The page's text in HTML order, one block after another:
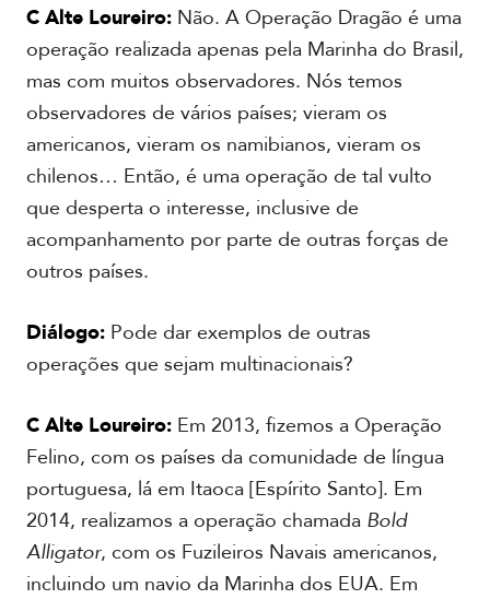
C Alte Loureiro:Não. A Operação Dragão é uma
operação realizada apenas pela Marinha do Brasil,
mas com muitos observadores. Nós temos
observadores de vários países; vieram os
americanos, vieram os namibianos, vieram os
chilenos… Então, é uma operação de tal vulto
que desperta o interesse, inclusive de
acompanhamento por parte de outras forças de
outros países.
Diálogo:Pode dar exemplos de outras
operações que sejam multinacionais?
C Alte Loureiro:Em 2013, fizemos a Operação
Felino, com os países da comunidade de língua
portuguesa, lá em Itaoca [Espírito Santo]. Em
2014, realizamos a operação chamada Bold
Alligator, com os Fuzileiros Navais americanos,
incluindo um navio da Marinha dos EUA. Em